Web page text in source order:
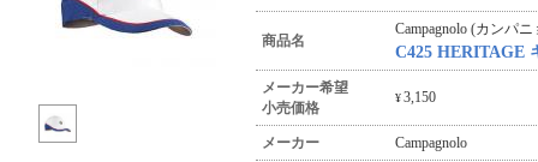
商品名
Campagnolo (カンパ
C425 HERITAGE
メーカー希望
小売価格
¥3,150
メーカー Campagnolo